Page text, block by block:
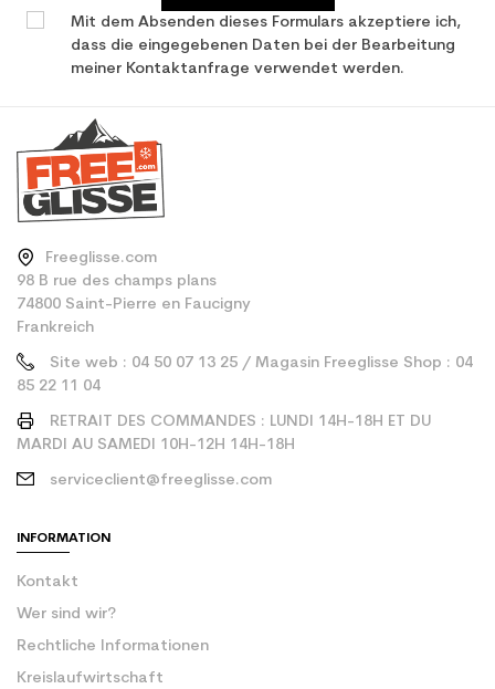
Mit dem Absenden dieses Formulars akzeptiere ich,
dass die eingegebenen Daten bei der Bearbeitung
meiner Kontaktanfrage verwendet werden.
Freeglisse.com
98 B rue des champs plans
74800 Saint-Pierre en Faucigny
Frankreich
Site web : 04 50 07 13 25 / Magasin Freeglisse Shop : 04
85 22 11 04
RETRAIT DES COMMANDES : LUNDI 14H-18H ET DU
MARDI AU SAMEDI 10H-12H 14H-18H
serviceclient@freeglisse.com
INFORMATION
Kontakt
Wer sind wir?
Rechtliche Informationen
Kreislaufwirtschaft